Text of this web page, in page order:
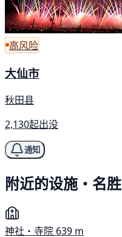
高风险
大仙市
秋田县
2,130起出没
通知
附近的设施・名胜
神社・寺院 639 m